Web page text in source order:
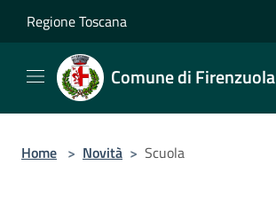
Regione Toscana
Comune di Firenzuola
Home > Novità > Scuola